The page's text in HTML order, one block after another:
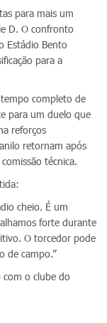
para mais um
D. O confronto
Estádio Bento
para a
completo de
para um duelo que
reforços
retornam após
técnica.
cheio. É um
forte durante
O torcedor pode
de campo.”
com o clube do